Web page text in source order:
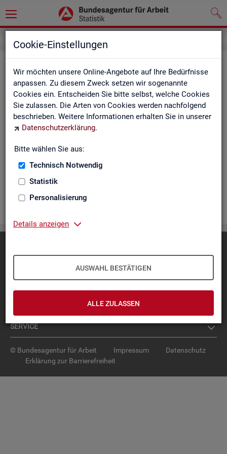
Cookie-Einstellungen
Wir möchten unsere Online-Angebote auf Ihre Bedürfnisse
anpassen. Zu diesem Zweck setzen wir sogenannte
Cookies ein. Entscheiden Sie bitte selbst, welche Cookies
Sie zulassen. Die Arten von Cookies werden nachfolgend
beschrieben. Weitere Informationen erhalten Sie in unserer
Datenschutzerklärung.
Bitte wählen Sie aus:
Technisch Notwendig
Statistik
Personalisierung
Details anzeigen
AUSWAHL BESTÄTIGEN
ALLE ZULASSEN
Ge­mein­de­da­ten der so­zi­al­ver­si­che­
rungs­pflich­tig Be­schäf­tig­ten nach
Wohn- und Ar­beits­ort - Deutsch­
land, Län­der, Krei­se und Ge­mein­den
(Jah­res­zah­len)
Die Ta­bel­len er­schei­nen jähr­lich und ent­hal­ten In­for­ma­tio­nen
über Be­stand, Ar­beits­ort, Wohn­ort, Ge­schlecht, Äl­te­re, Aus­
Be­trie­be / Be­triebs­grö­ße, Pend­ler und wei­te­re Merk­ma­le.
SER­VICE
© Bundesagentur für Arbeit Impressum
Datenschutz
Erklärung zur Barrierefreiheit